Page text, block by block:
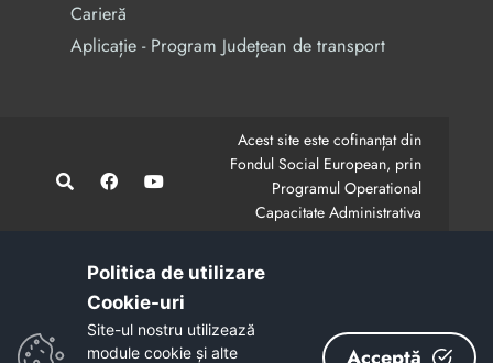
Carieră
Aplicație - Program Județean de transport
Acest site este cofinanțat din
Fondul Social European, prin
Programul Operational
Capacitate Administrativa
CodMySmis/Sipoca: 128880/652;
Conținutul acestui site web nu reprezintă în mod
obligatoriu poziția oficială a Uniunii Europene.
Întreaga responsabilitate asupra corectitudinii și
Politica de utilizare
Cookie-uri‎
Site-ul nostru utilizează
module cookie și alte